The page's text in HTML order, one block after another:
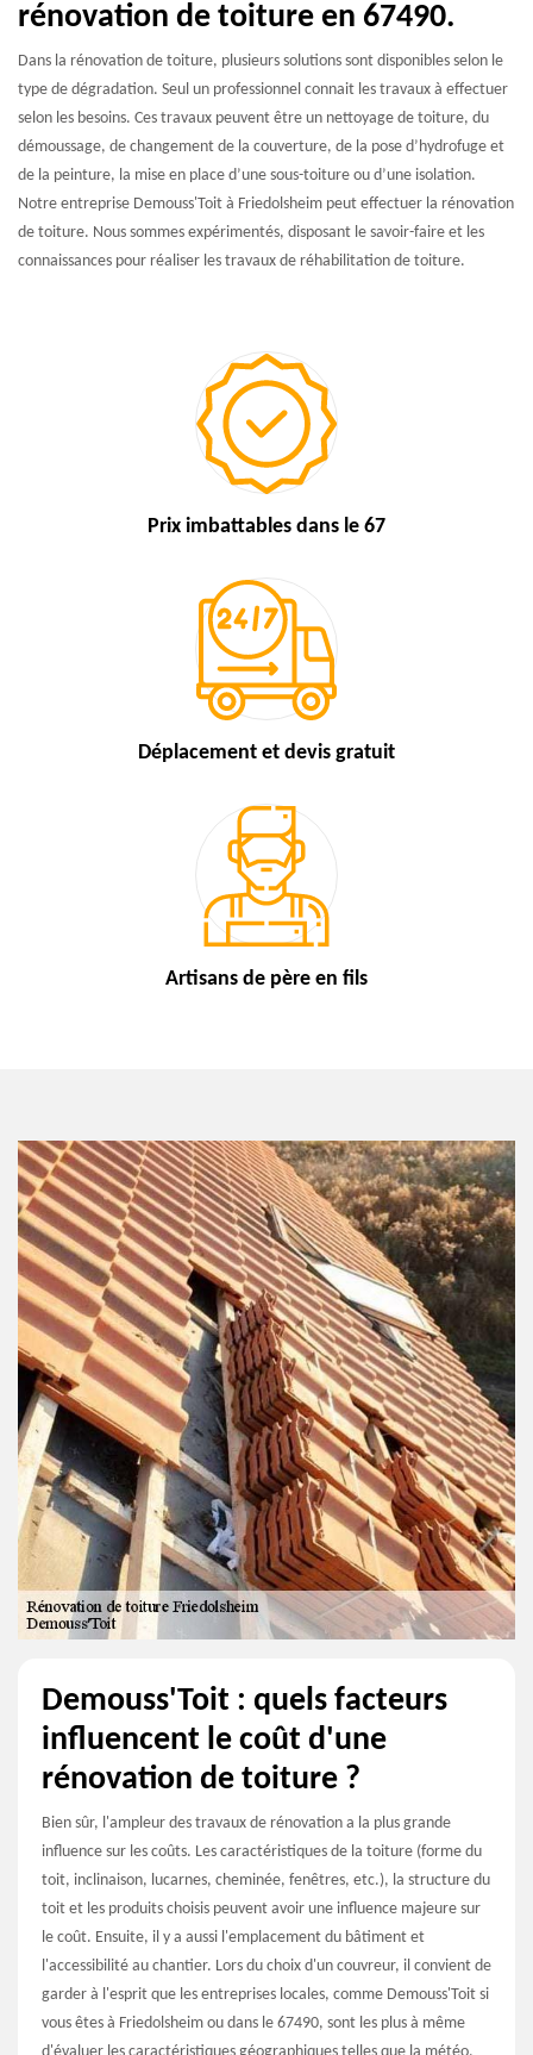
rénovation de toiture en 67490.
Dans la rénovation de toiture, plusieurs solutions sont disponibles selon le
type de dégradation. Seul un professionnel connait les travaux à effectuer
selon les besoins. Ces travaux peuvent être un nettoyage de toiture, du
démoussage, de changement de la couverture, de la pose d’hydrofuge et
de la peinture, la mise en place d’une sous-toiture ou d’une isolation.
Notre entreprise Demouss'Toit à Friedolsheim peut effectuer la rénovation
de toiture. Nous sommes expérimentés, disposant le savoir-faire et les
connaissances pour réaliser les travaux de réhabilitation de toiture.
Prix imbattables dans le 67
Déplacement et devis gratuit
Artisans de père en fils
Demouss'Toit : quels facteurs
influencent le coût d'une
rénovation de toiture ?
Bien sûr, l'ampleur des travaux de rénovation a la plus grande
influence sur les coûts. Les caractéristiques de la toiture (forme du
toit, inclinaison, lucarnes, cheminée, fenêtres, etc.), la structure du
toit et les produits choisis peuvent avoir une influence majeure sur
le coût. Ensuite, il y a aussi l'emplacement du bâtiment et
l'accessibilité au chantier. Lors du choix d'un couvreur, il convient de
garder à l'esprit que les entreprises locales, comme Demouss'Toit si
vous êtes à Friedolsheim ou dans le 67490, sont les plus à même